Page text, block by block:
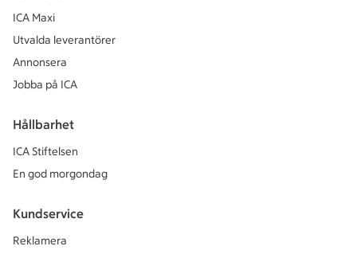
ICA Maxi
Utvalda leverantörer
Annonsera
Jobba på ICA
Hållbarhet
ICA Stiftelsen
En god morgondag
Kundservice
Reklamera